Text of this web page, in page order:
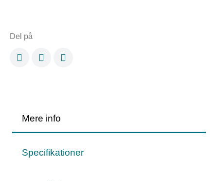
Del på
Mere info
Specifikationer